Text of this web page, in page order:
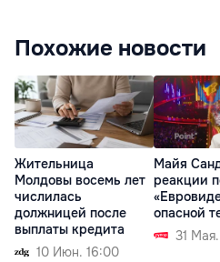
Похожие новости
Жительница
Молдовы восемь лет
числилась
должницей после
выплаты кредита
10 Июн. 16:00
Майя
реакции
опасной
31